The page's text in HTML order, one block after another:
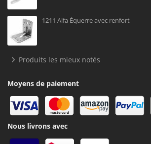
1211 Alfa Équerre avec renfort
Produits les mieux notés
Moyens de paiement
Nous livrons avec